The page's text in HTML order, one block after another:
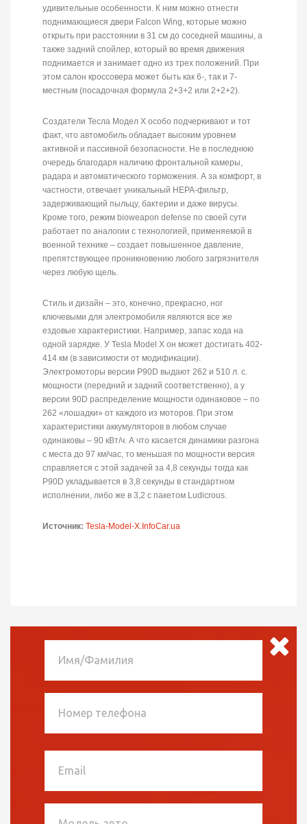
удивительные особенности. К ним можно отнести
поднимающиеся двери Falcon Wing, которые можно
открыть при расстоянии в 31 см до соседней машины, а
также задний спойлер, который во время движения
поднимается и занимает одно из трех положений. При
этом салон кроссовера может быть как 6-, так и 7-
местным (посадочная формула 2+3+2 или 2+2+2).
Создатели Тесла Модел X особо подчеркивают и тот
факт, что автомобиль обладает высоким уровнем
активной и пассивной безопасности. Не в последнюю
очередь благодаря наличию фронтальной камеры,
радара и автоматического торможения. А за комфорт, в
частности, отвечает уникальный HEPA-фильтр,
задерживающий пыльцу, бактерии и даже вирусы.
Кроме того, режим bioweapon defense по своей сути
работает по аналогии с технологией, применяемой в
военной технике – создает повышенное давление,
препятствующее проникновению любого загрязнителя
через любую щель.
Стиль и дизайн – это, конечно, прекрасно, ног
ключевыми для электромобиля являются все же
ездовые характеристики. Например, запас хода на
одной зарядке. У Tesla Model X он может достигать 402-
414 км (в зависимости от модификации).
Электромоторы версии P90D выдают 262 и 510 л. с.
мощности (передний и задний соответственно), а у
версии 90D распределение мощности одинаковое – по
262 «лошадки» от каждого из моторов. При этом
характеристики аккумуляторов в любом случае
одинаковы – 90 кВт/ч. А что касается динамики разгона
с места до 97 км/час, то меньшая по мощности версия
справляется с этой задачей за 4,8 секунды тогда как
P90D укладывается в 3,8 секунды в стандартном
исполнении, либо же в 3,2 с пакетом Ludicrous.
Источник: Tesla-Model-X.InfoCar.ua